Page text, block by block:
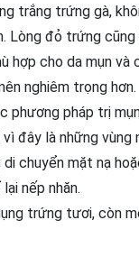
trắng trứng gà,
Lòng đỏ trứng
hợp cho da mụn
nghiêm trọng hơn.
phương pháp trị
vì đây là những vùng
chuyển mặt nạ
nếp nhăn.
trứng tươi, còn